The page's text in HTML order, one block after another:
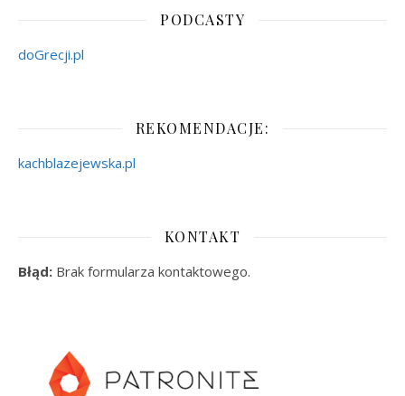
PODCASTY
doGrecji.pl
REKOMENDACJE:
kachblazejewska.pl
KONTAKT
Błąd: Brak formularza kontaktowego.